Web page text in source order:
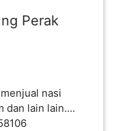
Perak
nasi
dan lain lain....